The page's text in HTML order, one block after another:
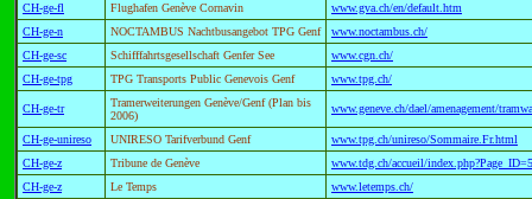
CH-ge-fl Flughafen Genève Cornavin
www.gva.ch/en/default.htm
CH-ge-n
NOCTAMBUS Nachtbusangebot TPG Genf
www.noctambus.ch/
CH-ge-sc
Schifffahrtsgesellschaft Genfer See
www.cgn.ch/
CH-ge-tpg
TPG Transports Public Genevois Genf www.tpg.ch/
CH-ge-tr
Tramerweiterungen Genève/Genf (Plan bis
2006)
www.geneve.ch/dael/amenagement/
CH-ge-unireso UNIRESO Tarifverbund Genf
www.tpg.ch/unireso/Sommaire.Fr.html
CH-ge-z
Tribune de Genève
www.tdg.ch/accueil/
CH-ge-z
Le Temps
www.letemps.ch/